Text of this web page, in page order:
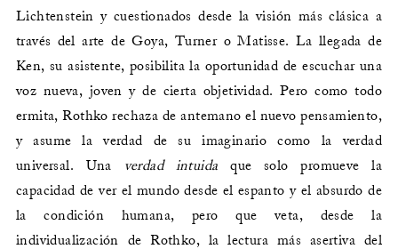
Lichtenstein y cuestionados desde la visión más clásica a
través del arte de Goya, Turner o Matisse. La llegada de
Ken, su asistente, posibilita la oportunidad de escuchar una
voz nueva, joven y de cierta objetividad. Pero como todo
ermita, Rothko rechaza de antemano el nuevo pensamiento,
y asume la verdad de su imaginario como la verdad
universal. Una verdad intuida que solo promueve la
capacidad de ver el mundo desde el espanto y el absurdo de
la condición humana, pero que veta, desde la
individualización de Rothko, la lectura más asertiva del